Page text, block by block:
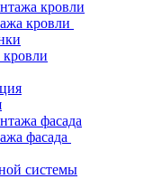
кровли
фасада
системы